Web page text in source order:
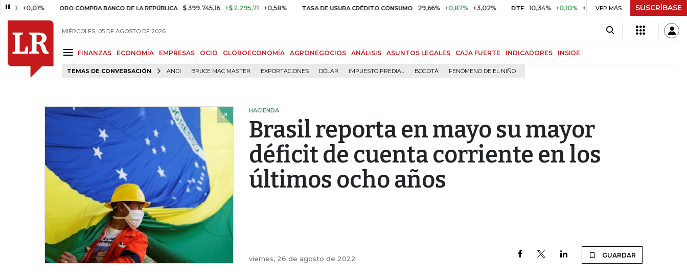
ORO COMPRA BANCO DE LA REPÚBLICA $ 399.745,16 +$ 2.295,71 +0,58% TASA DE USURA CRÉDITO CONSUMO 29,66% +0,87% +3,02% DTF 10,34% +0,10% +0,98% UVR $ 416,86 +$ 0,05
VER MÁS SUSCRÍBASE
MIÉRCOLES, 05 DE AGOSTO DE 2026
FINANZAS ECONOMÍA EMPRESAS OCIO GLOBOECONOMÍA AGRONEGOCIOS ANÁLISIS ASUNTOS LEGALES CAJA FUERTE INDICADORES INSIDE
TEMAS DE CONVERSACIÓN ANDI BRUCE MAC MASTER EXPORTACIONES DÓLAR IMPUESTO PREDIAL BOGOTÁ FENÓMENO DE EL NIÑO
HACIENDA
Brasil reporta en mayo su mayor
déficit de cuenta corriente en los
últimos ocho años
viernes, 26 de agosto de 2022 GUARDAR